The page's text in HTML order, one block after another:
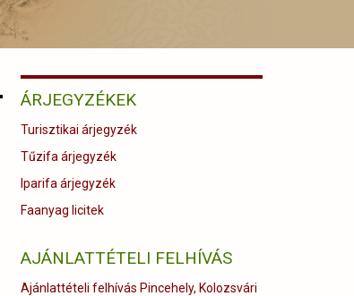
ÁRJEGYZÉKEK
Turisztikai árjegyzék
Tűzifa árjegyzék
Iparifa árjegyzék
Faanyag licitek
AJÁNLATTÉTELI FELHÍVÁS
Ajánlattételi felhívás Pincehely, Kolozsvári